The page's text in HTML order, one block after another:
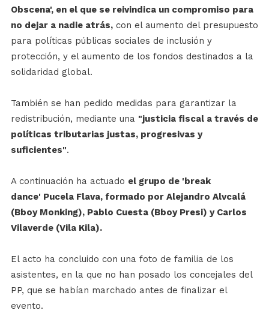
Obscena', en el que se reivindica un compromiso para
no dejar a nadie atrás,con el aumento del presupuesto
para políticas públicas sociales de inclusión y
protección, y el aumento de los fondos destinados a la
solidaridad global.
También se han pedido medidas para garantizar la
redistribución, mediante una "justicia fiscal a través de
políticas tributarias justas, progresivas y
suficientes".
A continuación ha actuado el grupo de 'break
dance' Pucela Flava, formado por Alejandro Alvcalá
(Bboy Monking), Pablo Cuesta (Bboy Presi) y Carlos
Vilaverde (Vila Kila).
El acto ha concluido con una foto de familia de los
asistentes, en la que no han posado los concejales del
PP, que se habían marchado antes de finalizar el
evento.